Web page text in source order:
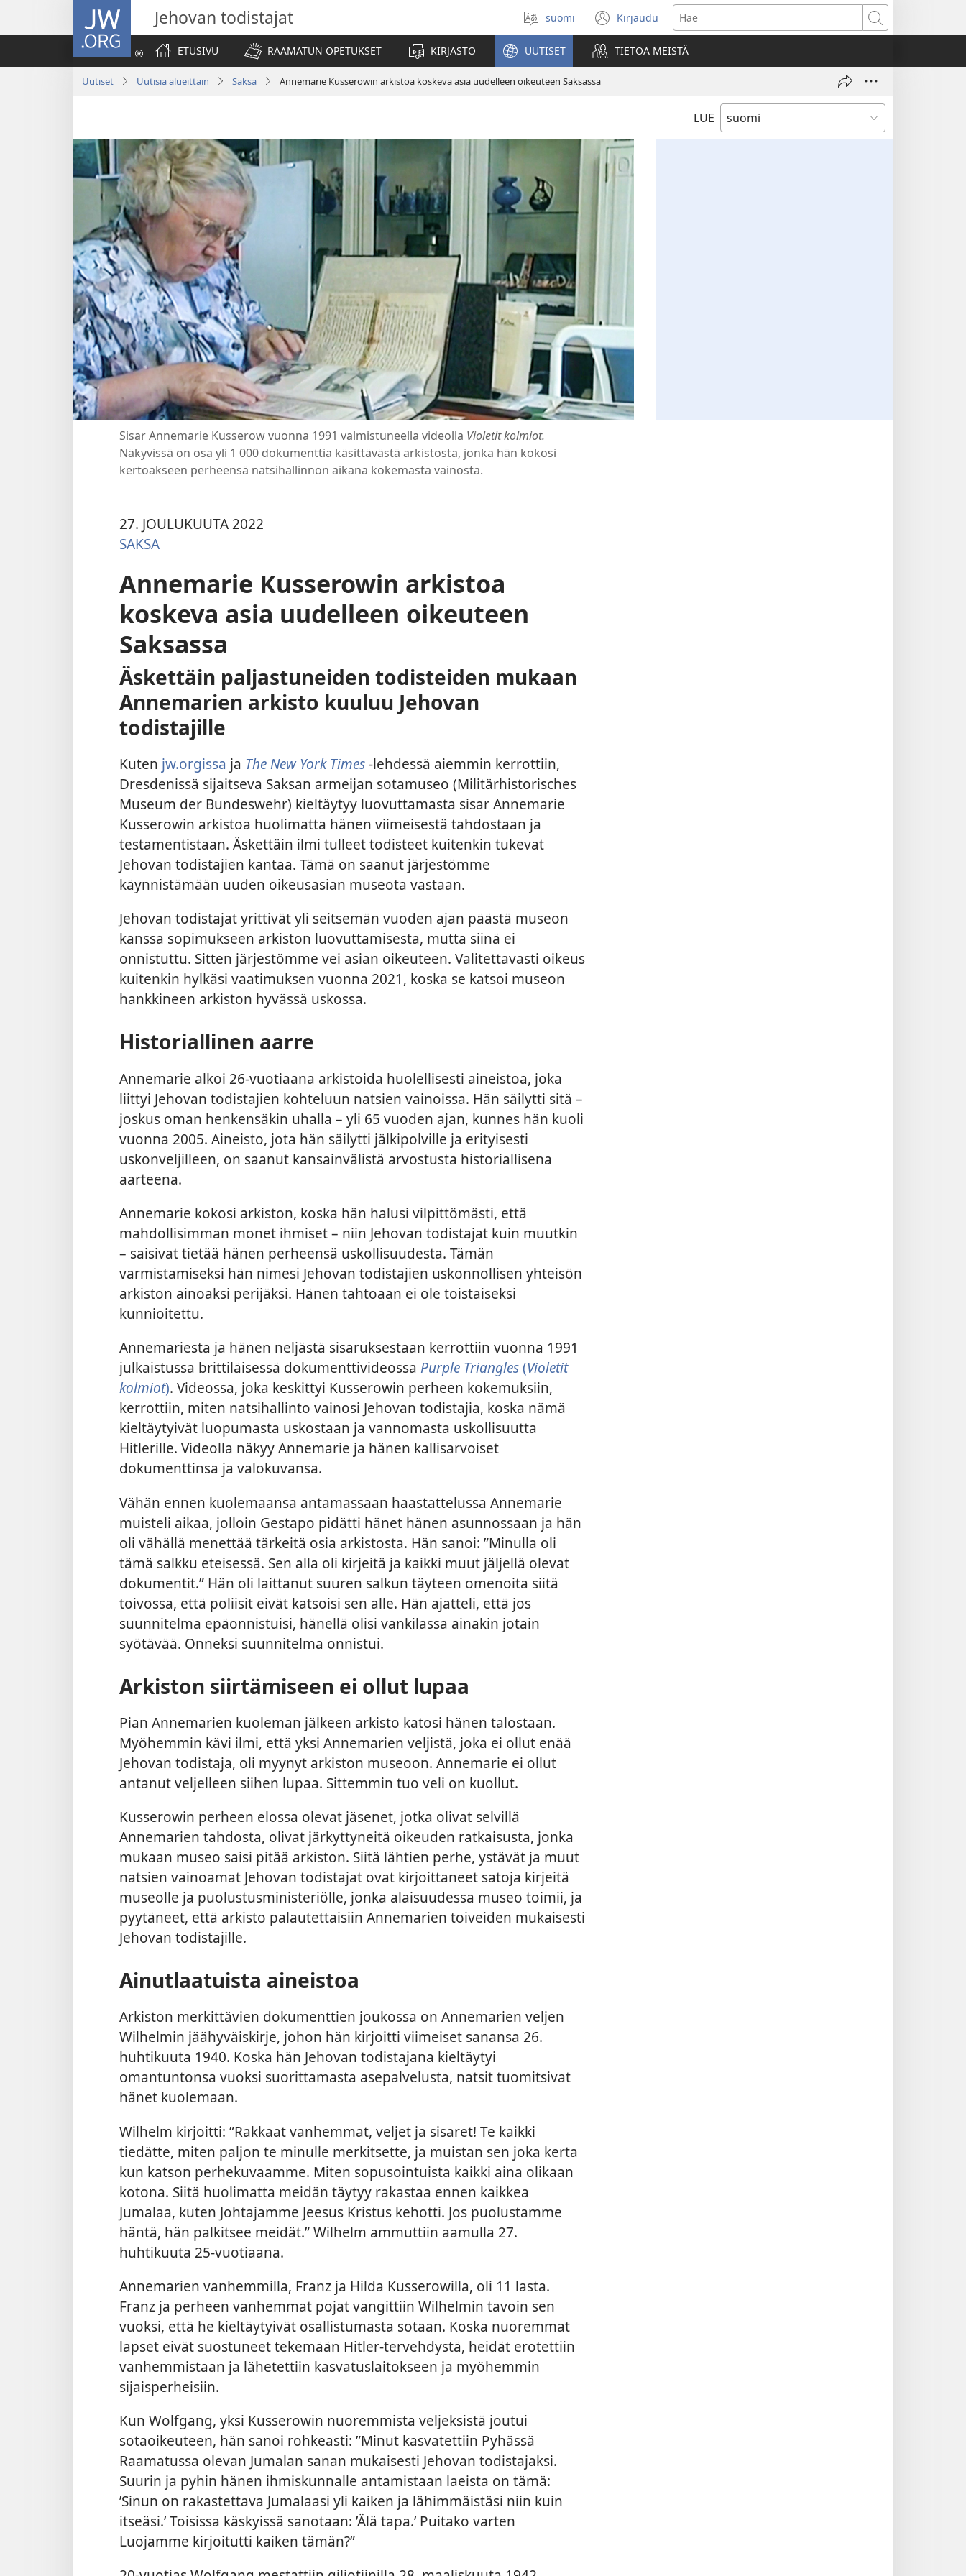
JW.ORG Jehovan todistajat
Valitse
kieli
suomi Kirjaudu
(avaa
uuden
ikkunan)
Hae
ETUSIVU
RAAMATUN OPETUKSET KIRJASTO UUTISET TIETOA MEISTÄ
Uutiset Uutisia alueittain Saksa Annemarie Kusserowin arkistoa koskeva asia uudelleen oikeuteen Saksassa
LUE
Sisar Annemarie Kusserow vuonna 1991 valmistuneella videolla Violetit kolmiot.
Näkyvissä on osa yli 1 000 dokumenttia käsittävästä arkistosta, jonka hän kokosi
kertoakseen perheensä natsihallinnon aikana kokemasta vainosta.
27. JOULUKUUTA 2022
SAKSA
Annemarie Kusserowin arkistoa
koskeva asia uudelleen oikeuteen
Saksassa
Äskettäin paljastuneiden todisteiden mukaan
Annemarien arkisto kuuluu Jehovan
todistajille
Kuten jw.orgissa ja The New York Times-lehdessä aiemmin kerrottiin,
Dresdenissä sijaitseva Saksan armeijan sotamuseo (Militärhistorisches
Museum der Bundeswehr) kieltäytyy luovuttamasta sisar Annemarie
Kusserowin arkistoa huolimatta hänen viimeisestä tahdostaan ja
testamentistaan. Äskettäin ilmi tulleet todisteet kuitenkin tukevat
Jehovan todistajien kantaa. Tämä on saanut järjestömme
käynnistämään uuden oikeusasian museota vastaan.
Jehovan todistajat yrittivät yli seitsemän vuoden ajan päästä museon
kanssa sopimukseen arkiston luovuttamisesta, mutta siinä ei
onnistuttu. Sitten järjestömme vei asian oikeuteen. Valitettavasti oikeus
kuitenkin hylkäsi vaatimuksen vuonna 2021, koska se katsoi museon
hankkineen arkiston hyvässä uskossa.
Historiallinen aarre
Annemarie alkoi 26-vuotiaana arkistoida huolellisesti aineistoa, joka
liittyi Jehovan todistajien kohteluun natsien vainoissa. Hän säilytti sitä –
joskus oman henkensäkin uhalla – yli 65 vuoden ajan, kunnes hän kuoli
vuonna 2005. Aineisto, jota hän säilytti jälkipolville ja erityisesti
uskonveljilleen, on saanut kansainvälistä arvostusta historiallisena
aarteena.
Annemarie kokosi arkiston, koska hän halusi vilpittömästi, että
mahdollisimman monet ihmiset – niin Jehovan todistajat kuin muutkin
– saisivat tietää hänen perheensä uskollisuudesta. Tämän
varmistamiseksi hän nimesi Jehovan todistajien uskonnollisen yhteisön
arkiston ainoaksi perijäksi. Hänen tahtoaan ei ole toistaiseksi
kunnioitettu.
Annemariesta ja hänen neljästä sisaruksestaan kerrottiin vuonna 1991
julkaistussa brittiläisessä dokumenttivideossa Purple Triangles(Violetit
kolmiot). Videossa, joka keskittyi Kusserowin perheen kokemuksiin,
kerrottiin, miten natsihallinto vainosi Jehovan todistajia, koska nämä
kieltäytyivät luopumasta uskostaan ja vannomasta uskollisuutta
Hitlerille. Videolla näkyy Annemarie ja hänen kallisarvoiset
dokumenttinsa ja valokuvansa.
Vähän ennen kuolemaansa antamassaan haastattelussa Annemarie
muisteli aikaa, jolloin Gestapo pidätti hänet hänen asunnossaan ja hän
oli vähällä menettää tärkeitä osia arkistosta. Hän sanoi: ”Minulla oli
tämä salkku eteisessä. Sen alla oli kirjeitä ja kaikki muut jäljellä olevat
dokumentit.” Hän oli laittanut suuren salkun täyteen omenoita siitä
toivossa, että poliisit eivät katsoisi sen alle. Hän ajatteli, että jos
suunnitelma epäonnistuisi, hänellä olisi vankilassa ainakin jotain
syötävää. Onneksi suunnitelma onnistui.
Arkiston siirtämiseen ei ollut lupaa
Pian Annemarien kuoleman jälkeen arkisto katosi hänen talostaan.
Myöhemmin kävi ilmi, että yksi Annemarien veljistä, joka ei ollut enää
Jehovan todistaja, oli myynyt arkiston museoon. Annemarie ei ollut
antanut veljelleen siihen lupaa. Sittemmin tuo veli on kuollut.
Kusserowin perheen elossa olevat jäsenet, jotka olivat selvillä
Annemarien tahdosta, olivat järkyttyneitä oikeuden ratkaisusta, jonka
mukaan museo saisi pitää arkiston. Siitä lähtien perhe, ystävät ja muut
natsien vainoamat Jehovan todistajat ovat kirjoittaneet satoja kirjeitä
museolle ja puolustusministeriölle, jonka alaisuudessa museo toimii, ja
pyytäneet, että arkisto palautettaisiin Annemarien toiveiden mukaisesti
Jehovan todistajille.
Ainutlaatuista aineistoa
Arkiston merkittävien dokumenttien joukossa on Annemarien veljen
Wilhelmin jäähyväiskirje, johon hän kirjoitti viimeiset sanansa 26.
huhtikuuta 1940. Koska hän Jehovan todistajana kieltäytyi
omantuntonsa vuoksi suorittamasta asepalvelusta, natsit tuomitsivat
hänet kuolemaan.
Wilhelm kirjoitti: ”Rakkaat vanhemmat, veljet ja sisaret! Te kaikki
tiedätte, miten paljon te minulle merkitsette, ja muistan sen joka kerta
kun katson perhekuvaamme. Miten sopusointuista kaikki aina olikaan
kotona. Siitä huolimatta meidän täytyy rakastaa ennen kaikkea
Jumalaa, kuten Johtajamme Jeesus Kristus kehotti. Jos puolustamme
häntä, hän palkitsee meidät.” Wilhelm ammuttiin aamulla 27.
huhtikuuta 25-vuotiaana.
Annemarien vanhemmilla, Franz ja Hilda Kusserowilla, oli 11 lasta.
Franz ja perheen vanhemmat pojat vangittiin Wilhelmin tavoin sen
vuoksi, että he kieltäytyivät osallistumasta sotaan. Koska nuoremmat
lapset eivät suostuneet tekemään Hitler-tervehdystä, heidät erotettiin
vanhemmistaan ja lähetettiin kasvatuslaitokseen ja myöhemmin
sijaisperheisiin.
Kun Wolfgang, yksi Kusserowin nuoremmista veljeksistä joutui
sotaoikeuteen, hän sanoi rohkeasti: ”Minut kasvatettiin Pyhässä
Raamatussa olevan Jumalan sanan mukaisesti Jehovan todistajaksi.
Suurin ja pyhin hänen ihmiskunnalle antamistaan laeista on tämä:
’Sinun on rakastettava Jumalaasi yli kaiken ja lähimmäistäsi niin kuin
itseäsi.’ Toisissa käskyissä sanotaan: ’Älä tapa.’ Puitako varten
Luojamme kirjoitutti kaiken tämän?”